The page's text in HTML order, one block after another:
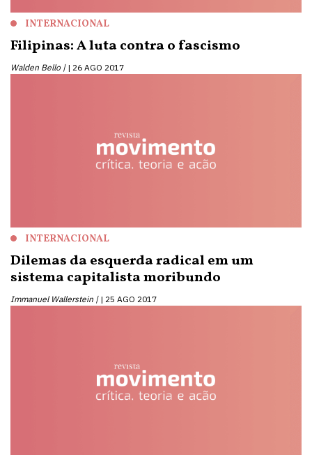
INTERNACIONAL
Filipinas: A luta contra o fascismo
Walden Bello | 26 AGO 2017
INTERNACIONAL
Dilemas da esquerda radical em um
sistema capitalista moribundo
Immanuel Wallerstein | 25 AGO 2017